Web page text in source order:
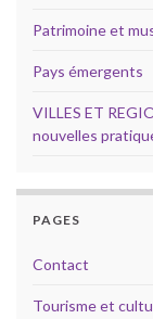
Patrimoine et
Pays émergents
VILLES ET
nouvelles
PAGES
Contact
Tourisme et